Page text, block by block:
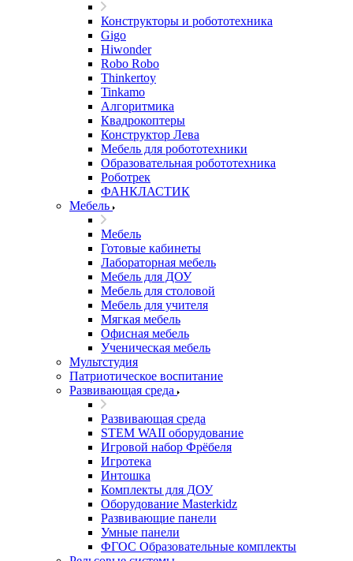
Конструкторы и робототехника
Gigo
Hiwonder
Robo Robo
Thinkertoy
Tinkamo
Алгоритмика
Квадрокоптеры
Конструктор Лева
Мебель для робототехники
Образовательная робототехника
Роботрек
ФАНКЛАСТИК
Мебель
Мебель
Готовые кабинеты
Лабораторная мебель
Мебель для ДОУ
Мебель для столовой
Мебель для учителя
Мягкая мебель
Офисная мебель
Ученическая мебель
Мультстудия
Патриотическое воспитание
Развивающая среда
Развивающая среда
STEM WAII оборудование
Игровой набор Фрёбеля
Игротека
Интошка
Комплекты для ДОУ
Оборудование Masterkidz
Развивающие панели
Умные панели
ФГОС Образовательные комплекты